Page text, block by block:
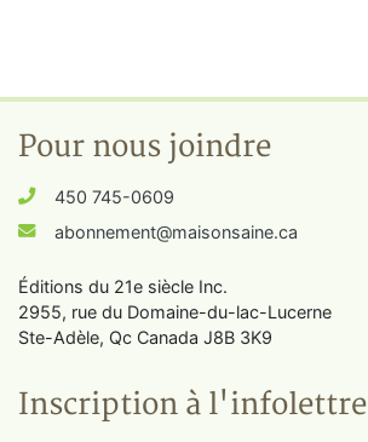
Pour nous joindre
450 745-0609
abonnement@maisonsaine.ca
Éditions du 21e siècle Inc.
2955, rue du Domaine-du-lac-Lucerne
Ste-Adèle, Qc Canada J8B 3K9
Inscription à l'infolettre